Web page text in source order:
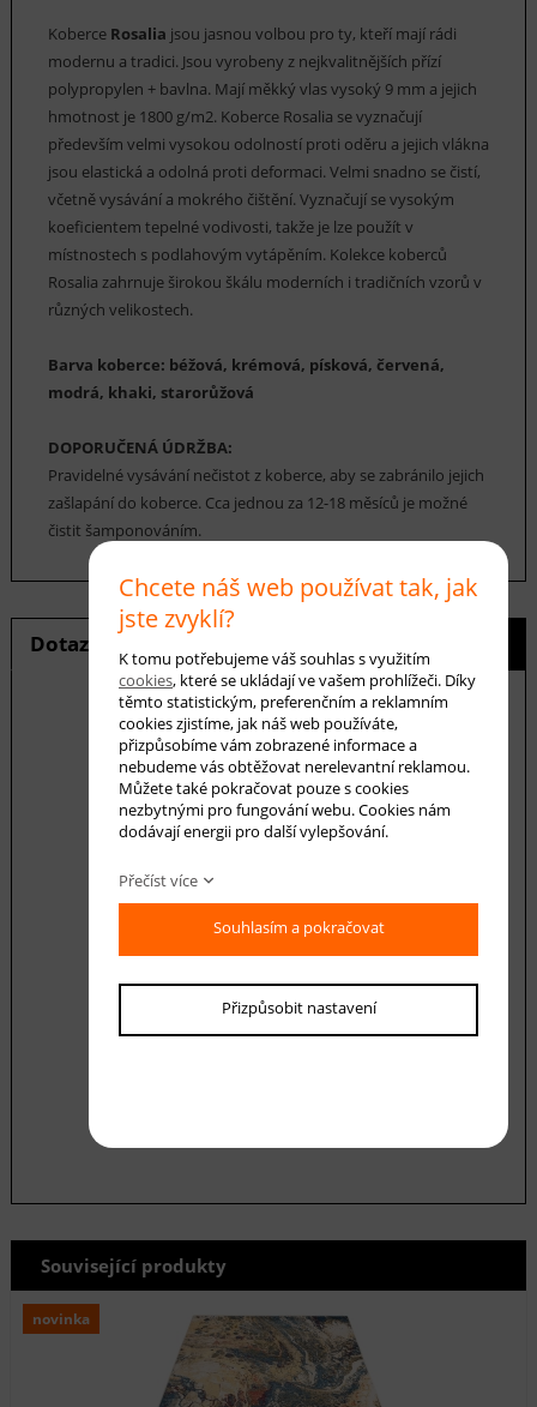
Koberce Rosalia jsou jasnou volbou pro ty, kteří mají rádi
modernu a tradici. Jsou vyrobeny z nejkvalitnějších přízí
polypropylen + bavlna. Mají měkký vlas vysoký 9 mm a jejich
hmotnost je 1800 g/m2. Koberce Rosalia se vyznačují
především velmi vysokou odolností proti oděru a jejich vlákna
jsou elastická a odolná proti deformaci. Velmi snadno se čistí,
včetně vysávání a mokrého čištění. Vyznačují se vysokým
koeficientem tepelné vodivosti, takže je lze použít v
místnostech s podlahovým vytápěním. Kolekce koberců
Rosalia zahrnuje širokou škálu moderních i tradičních vzorů v
různých velikostech.
Barva koberce: béžová, krémová, písková, červená,
modrá, khaki, starorůžová
DOPORUČENÁ ÚDRŽBA:
Pravidelné vysávání nečistot z koberce, aby se zabránilo jejich
zašlapání do koberce. Cca jednou za 12-18 měsíců je možné
čistit šamponováním.
Dotaz na produkt
E-mail *
Souhlasím se zásadami ochranyosobních
Související produkty
novinka
Chcete náš web používat tak, jak
jste zvyklí?
K tomu potřebujeme váš souhlas s využitím
cookies, které se ukládají ve vašem prohlížeči. Díky
těmto statistickým, preferenčním a reklamním
cookies zjistíme, jak náš web používáte,
přizpůsobíme vám zobrazené informace a
nebudeme vás obtěžovat nerelevantní reklamou.
Můžete také pokračovat pouze s cookies
nezbytnými pro fungování webu. Cookies nám
dodávají energii pro další vylepšování.
Přečíst více
Souhlasím a pokračovat
Přizpůsobit nastavení